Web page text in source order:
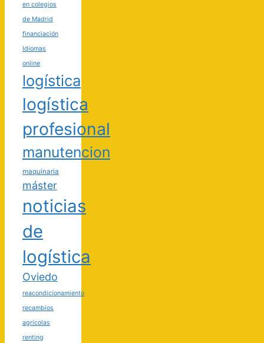
en colegios
de Madrid
financiación
Idiomas
online
logística
logística
profesional
manutencion
maquinaria
máster
noticias
de
logística
Oviedo
reacondicionamiento
recambios
agrícolas
renting